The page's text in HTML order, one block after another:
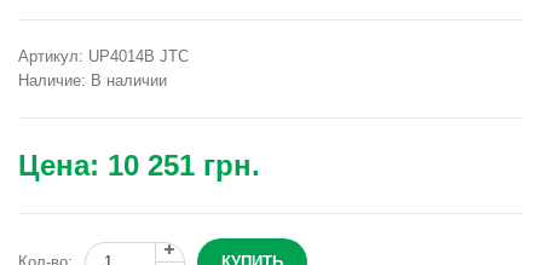
Артикул: UP4014B JTC
Наличие: В наличии
Цена: 10 251 грн.
Кол-во: